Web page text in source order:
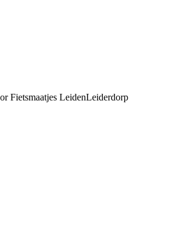
Fietsmaatjes LeidenLeiderdorp